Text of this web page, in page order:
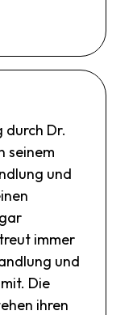
durch Dr.
seinem
und
immer
und
Die
ihren